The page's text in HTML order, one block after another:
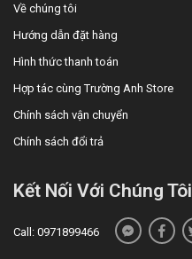
Về chúng tôi
Hướng dẫn đặt hàng
Hình thức thanh toán
Hợp tác cùng Trường Anh Store
Chính sách vận chuyển
Chính sách đổi trả
Kết Nối Với Chúng Tôi
Call: 0971899466